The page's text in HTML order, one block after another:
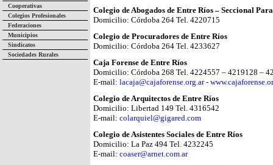
Cooperativas
Colegios Profesionales
Federaciones
Municipios
Sindicatos
Sociedades Rurales
Colegio de Abogados de Entre Ríos – Seccional
Domicilio: Córdoba 264 Tel. 4220715
Colegio de Procuradores de Entre Ríos
Domicilio: Córdoba 264 Tel. 4233627
Caja Forense de Entre Ríos
Domicilio: Córdoba 268 Tel. 4224557 – 4219128 –
E-mail: lacaja@cajaforense.org.ar-
Colegio de Arquitectos de Entre Ríos
Domicilio: Libertad 149 Tel. 4316542
E-mail: colarquiel@gigared.com
Colegio de Asistentes Sociales de Entre Ríos
Domicilio: La Paz 494 Tel. 4232245
E-mail: coaser@arnet.com.ar